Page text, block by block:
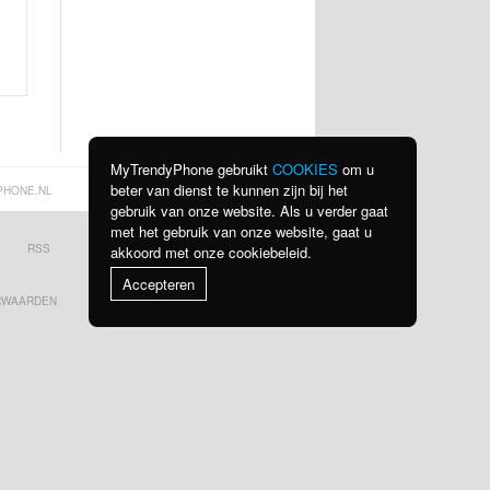
RSS BEKIJK ALLE LANDEN
MyTrendyPhone gebruikt COOKIES om u
beter van dienst te kunnen zijn bij het
gebruik van onze website. Als u verder gaat
met het gebruik van onze website, gaat u
akkoord met onze cookiebeleid.
Accepteren